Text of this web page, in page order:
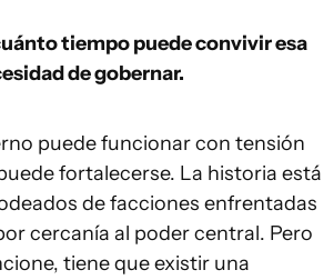
tiempo puede convivir esa
de gobernar.
puede funcionar con tensión
fortalecerse. La historia está
de facciones enfrentadas
cercanía al poder central. Pero
tiene que existir una